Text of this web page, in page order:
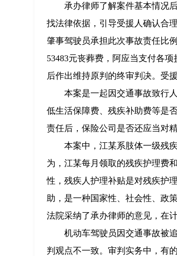
承办律师了解案件基本情况
找法律依据，引导受援人确认合
肇事驾驶员承担此次事故责任比
53483元丧葬费，阿应当支付各
后作出维持原判的终审判决。受
本案是一起因交通事故致行
低生活保障费、残疾补助费等是
责任后，保险公司是否还应当对
本案中，江某系肢体一级残
为，江某每月领取的残疾护理费
性，残疾人护理补贴是对残疾护
助，是一种国家性、社会性、政
法院采纳了承办律师的意见，在
机动车驾驶员因交通事故被
判观点不一致。审判实务中，有